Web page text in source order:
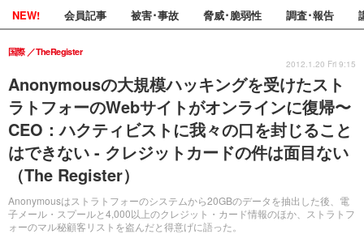
NEW! 会員記事 被害･事故 脅威･脆弱性 調査･報告
Anonymousの大規模ハッキングを受けたスト
ラトフォーのWebサイトがオンラインに復帰〜
CEO：ハクティビストに我々の口を封じること
はできない - クレジットカードの件は面目ない
（The Register）
Anonymousはストラトフォーのシステムから20GBのデータを抽出した後、電
子メール・スプールと4,000以上のクレジット・カード情報のほか、ストラトフ
ォーのマル秘顧客リストを盗んだと得意げに語った。
国際 TheRegister
2012.1.20 Fri 9:15